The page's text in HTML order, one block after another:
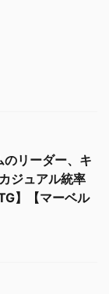
のリーダー、キ
ジュアル統率
】【マーベル